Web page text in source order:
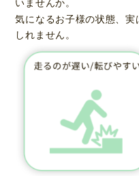
いませんか。
気になるお子様の状態、実
しれません。